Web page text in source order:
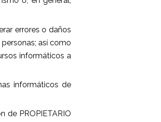
errores o daños
así como
informáticos a
informáticos de
de PROPIETARIO